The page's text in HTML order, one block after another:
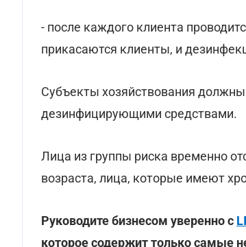
- после каждого клиента
прикасаются клиенты, и
Субъекты хозяйствования
дезинфицирующими средствами.
Лица из группы риска временно
возраста, лица, которые имеют
Руководите бизнесом уверенно с
которое содержит только самые